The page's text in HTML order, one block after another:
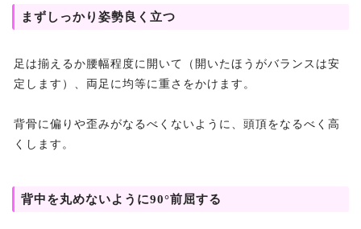
まずしっかり姿勢良く立つ
足は揃えるか腰幅程度に開いて（開いたほうがバランスは安
定します）、両足に均等に重さをかけます。
背骨に偏りや歪みがなるべくないように、頭頂をなるべく高
くします。
背中を丸めないように90°前屈する